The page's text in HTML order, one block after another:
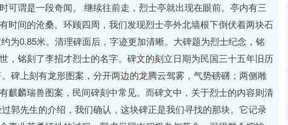
可谓是一段奇闻。 继续往前走，烈士亭就出现在眼前。亭内有三
时间的沧桑。环顾四周，我们发现烈士亭外北墙根下倒伏着两块石
为0.85米。清理碑面后，字迹更加清晰。大碑题为烈士纪念，铭
，铭刻了李招才烈士的名字。碑文的刻立日期为民国三十五年旧历
碑上刻有龙形图案，分开两边的龙腾云驾雾，气势磅礴；两侧雕
麒麟瑞兽图案，民间碑刻中常见。而碑文中，关于烈士的内容则清
郭先生的介绍，我们确认，这块碑正是我们寻找的那块。它记录